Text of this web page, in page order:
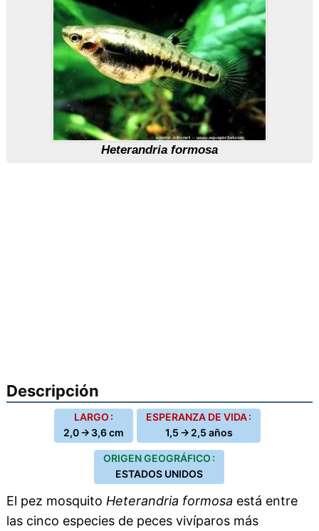
Heterandria formosa
Descripción
LARGO :
2,0 → 3,6 cm
ESPERANZA DE VIDA :
1,5 → 2,5 años
ORIGEN GEOGRÁFICO :
ESTADOS UNIDOS
El pez mosquito Heterandria formosa está entre
las cinco especies de peces vivíparos más